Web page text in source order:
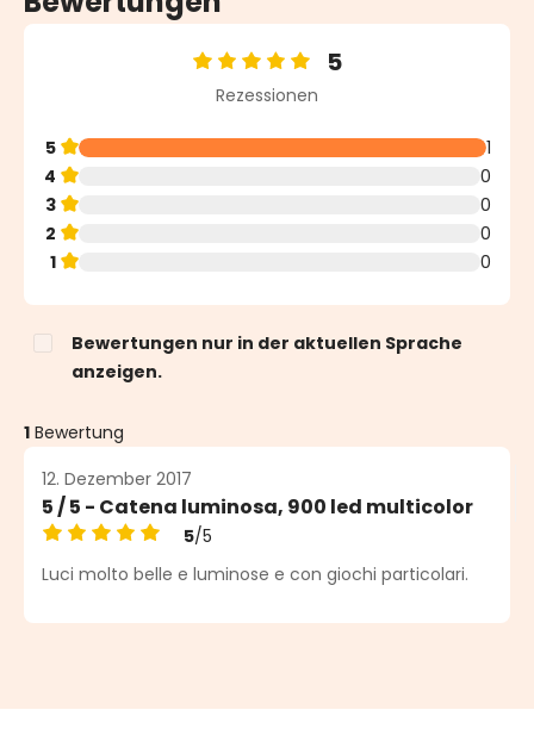
Durchschnittliche Bewertung von 5 von 5 Sternen
5
Rezessionen
5
1
4
0
3
0
2
0
1
0
Bewertungen nur in der aktuellen Sprache
anzeigen.
1 Bewertung
12. Dezember 2017
5 / 5 - Catena luminosa, 900 led multicolor
Durchschnittliche Bewertung von 5 von 5 Sternen
5/5
Luci molto belle e luminose e con giochi particolari.